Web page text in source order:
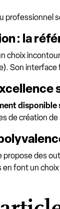
professionnel
: la
choix
Son
disponible
de création
propose des
font un